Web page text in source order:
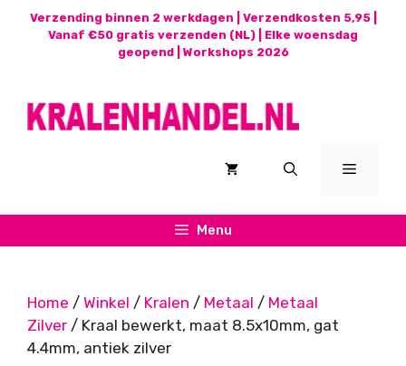
Verzending binnen 2 werkdagen | Verzendkosten 5,95 |
Vanaf €50 gratis verzenden (NL) | Elke woensdag
geopend | Workshops 2026
Menu
Menu
Home / Winkel / Kralen / Metaal / Metaal
Zilver / Kraal bewerkt, maat 8.5x10mm, gat
4.4mm, antiek zilver